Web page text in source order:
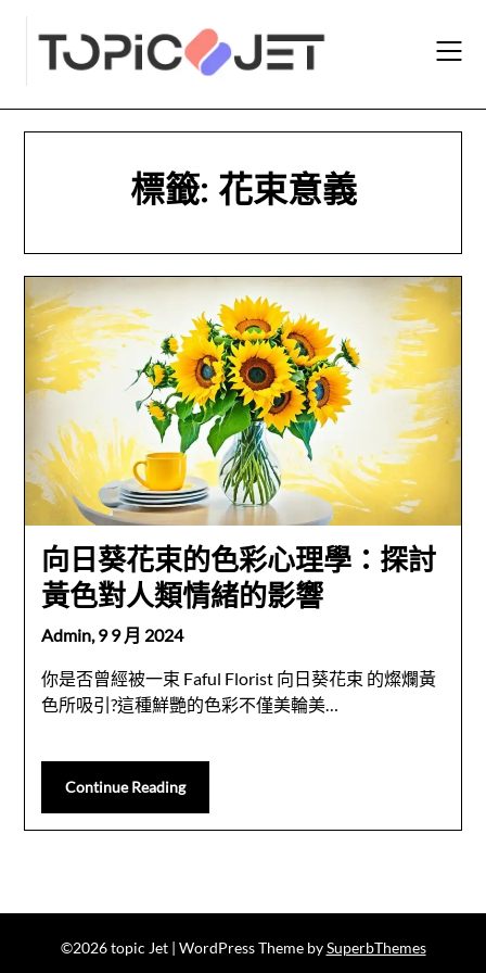
content
標籤: 花束意義
向日葵花束的色彩心理學：探討
黃色對人類情緒的影響
Admin,9 9 月 2024
你是否曾經被一束 Faful Florist 向日葵花束 的燦爛黃
色所吸引?這種鮮艷的色彩不僅美輪美…
Continue Reading
©2026 topic Jet | WordPress Theme bySuperbThemes